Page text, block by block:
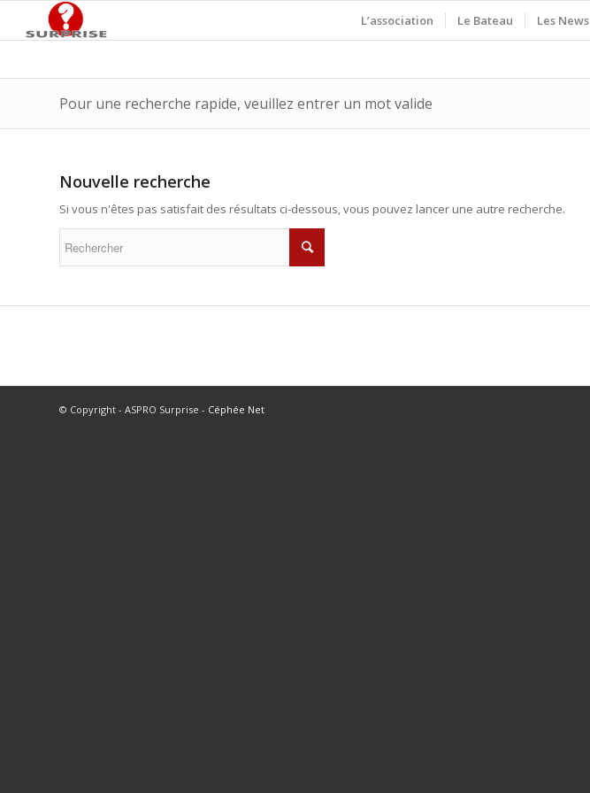
L’association Le Bateau Les News
Pour une recherche rapide, veuillez entrer un mot valide
Nouvelle recherche
Si vous n'êtes pas satisfait des résultats ci-dessous, vous pouvez lancer une autre recherche.
© Copyright - ASPRO Surprise - Céphée Net